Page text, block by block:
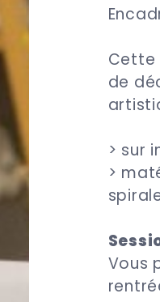
Cette
de
> sur
>
Vous